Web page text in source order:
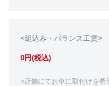
<組込み・バランス工賃>
0円(税込)
○店舗にてお車に取付けを希